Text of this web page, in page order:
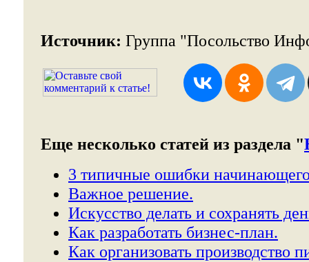
Источник: Группа "Посольство
Еще несколько статей из раздела "
3 типичные ошибки
Важное решение.
Искусство делать и сохранять
Как разработать бизнес-план.
Как организовать производство